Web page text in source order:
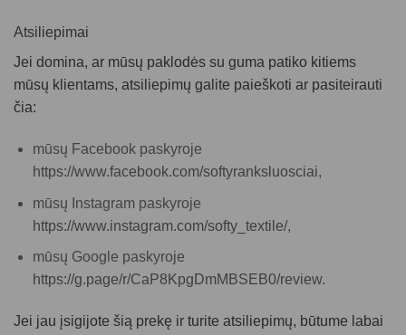
Atsiliepimai
Jei domina, ar mūsų paklodės su guma patiko kitiems
mūsų klientams, atsiliepimų galite paieškoti ar pasiteirauti
čia:
mūsų Facebook paskyroje
https://www.facebook.com/softyranksluosciai,
mūsų Instagram paskyroje
https://www.instagram.com/softy_textile/,
mūsų Google paskyroje
https://g.page/r/CaP8KpgDmMBSEB0/review.
Jei jau įsigijote šią prekę ir turite atsiliepimų, būtume labai